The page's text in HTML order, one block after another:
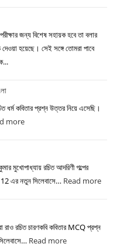
জন্য বিশেষ সহায়ক হবে তা বলার
হয়েছে। সেই সঙ্গে তোমরা পাবে
ধর্ম কবিতার প্রশ্ন উত্তর নিয়ে এসেছি।
more:
প্রশ্ন
উত্তর
|
দ্বাদশ
মুখোপাধ্যায় রচিত আদরিণী গল্পের
এর নতুন সিলেবাসে… Read more:
রাও রচিত চারণকবি কবিতার MCQ প্রশ্ন
Read more: